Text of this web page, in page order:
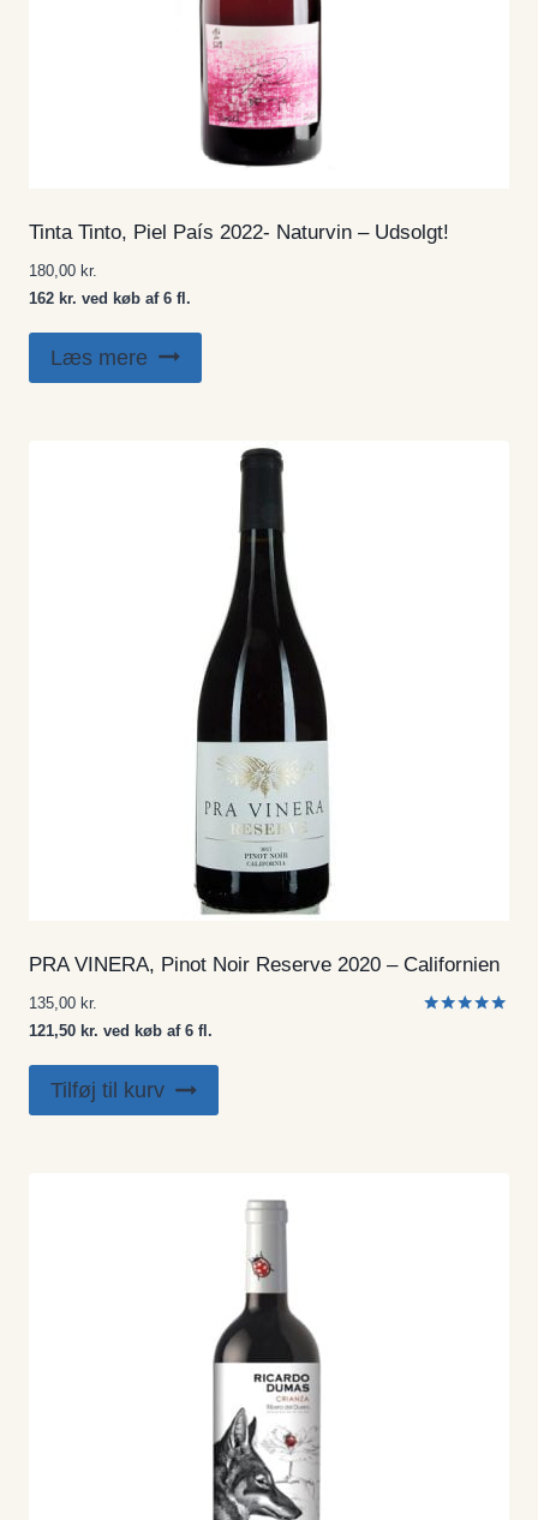
Tinta Tinto, Piel País 2022- Naturvin – Udsolgt!
180,00 kr.
162 kr. ved køb af 6 fl.
Læs mere
PRA VINERA, Pinot Noir Reserve 2020 – Californien
135,00 kr.
121,50 kr. ved køb af 6 fl.
Tilføj til kurv